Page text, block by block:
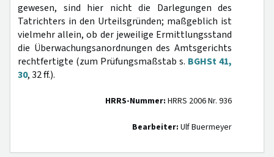
gewesen, sind hier nicht die Darlegungen des
Tatrichters in den Urteilsgründen; maßgeblich ist
vielmehr allein, ob der jeweilige Ermittlungsstand
die Überwachungsanordnungen des Amtsgerichts
rechtfertigte (zum Prüfungsmaßstab s. BGHSt 41,
30, 32 ff.).
HRRS-Nummer: HRRS 2006 Nr. 936
Bearbeiter: Ulf Buermeyer